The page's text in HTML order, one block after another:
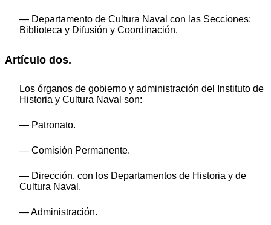
— Departamento de Cultura Naval con las Secciones:
Biblioteca y Difusión y Coordinación.
Artículo dos.
Los órganos de gobierno y administración del Instituto de
Historia y Cultura Naval son:
— Patronato.
— Comisión Permanente.
— Dirección, con los Departamentos de Historia y de
Cultura Naval.
— Administración.